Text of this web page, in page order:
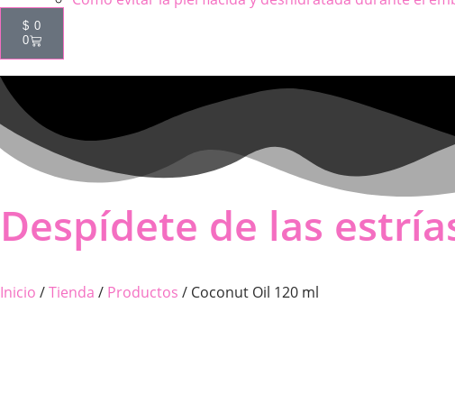
$ 0
0
Despídete de las
Inicio /Tienda / Productos / Coconut Oil 120 ml